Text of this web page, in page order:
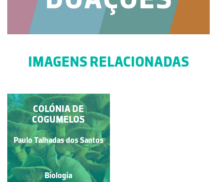
IMAGENS RELACIONADAS
AMANITA MUSCARIA
NOS JARDINS DA
UNIVERSIDADE DO
MINHO
Mariana Freitas de Melo
Biologia
COLÓNIA DE
COGUMELOS
Paulo Talhadas dos Santos
Biologia